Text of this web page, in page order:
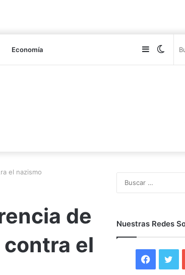
Economía Sidebar
el nazismo
de
el
Nuestras Redes
F